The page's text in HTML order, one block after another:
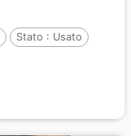
Stato : Usato